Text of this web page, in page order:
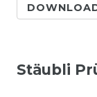
Stäubli